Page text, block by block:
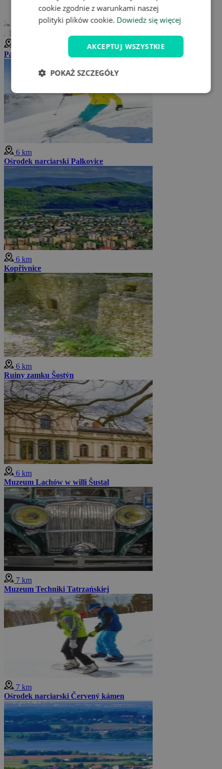
Panoramiczna wieża widokowa - Kabátice
6 km
Ośrodek narciarski Palkovice
6 km
Kopřivnice
6 km
Ruiny zamku Šostýn
6 km
Muzeum Lachów w willi Šustal
7 km
Muzeum Techniki Tatrzańskiej
7 km
Ośrodek narciarski Červený kámen
cookie zgodnie z warunkami naszej
polityki plików cookie. Dowiedz się więcej
AKCEPTUJ WSZYSTKIE
POKAŻ SZCZEGÓŁY